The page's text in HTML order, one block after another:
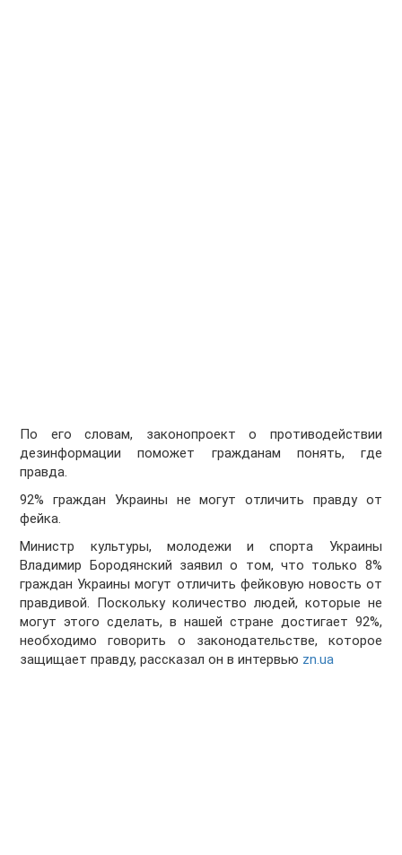
По его словам, законопроект о противодействии
дезинформации поможет гражданам понять, где
правда.
92% граждан Украины не могут отличить правду от
фейка.
Министр культуры, молодежи и спорта Украины
Владимир Бородянский заявил о том, что только 8%
граждан Украины могут отличить фейковую новость от
правдивой. Поскольку количество людей, которые не
могут этого сделать, в нашей стране достигает 92%,
необходимо говорить о законодательстве, которое
защищает правду, рассказал он в интервью zn.ua